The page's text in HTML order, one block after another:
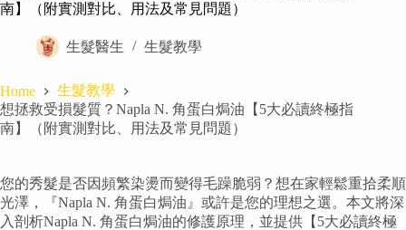
南】（附實測對比、用法及常見問題）
生髮醫生 生髮教學
Home
生髮教學
想拯救受損髮質？Napla N. 角蛋白焗油【5大必讀終極指
南】（附實測對比、用法及常見問題）
您的秀髮是否因頻繁染燙而變得毛躁脆弱？想在家輕鬆重拾柔順
光澤，『Napla N. 角蛋白焗油』或許是您的理想之選。本文將深
入剖析Napla N. 角蛋白焗油的修護原理，並提供【5大必讀終極